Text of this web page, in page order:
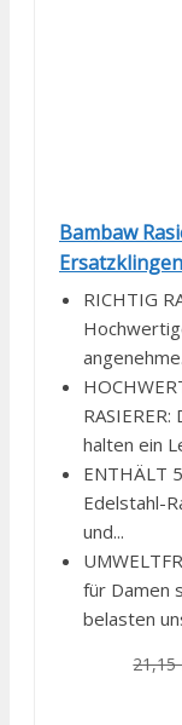
Bambaw
RICHTIG
halten ein
ENTHÄLT
Edelstahl-
und...
für Damen
belasten
21,15